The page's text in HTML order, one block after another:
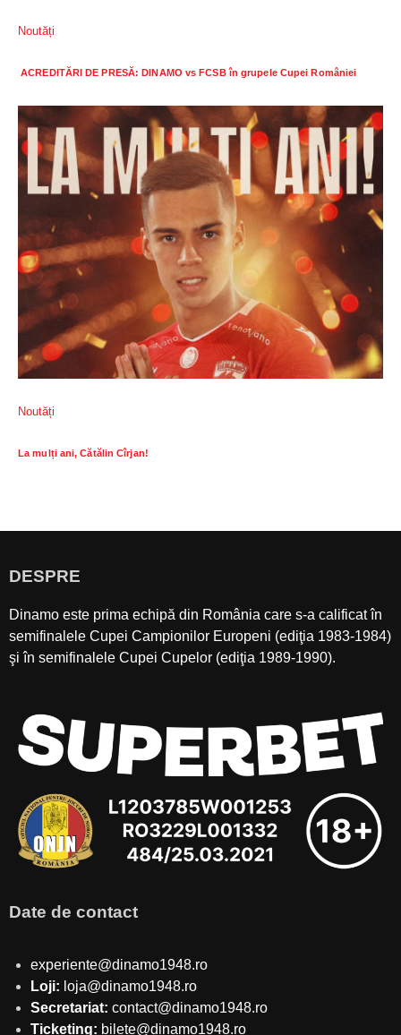
Noutăți
ACREDITĂRI DE PRESĂ: DINAMO vs FCSB în grupele Cupei României
Noutăți
La mulți ani, Cătălin Cîrjan!
DESPRE
Dinamo este prima echipă din România care s-a calificat în
semifinalele Cupei Campionilor Europeni (ediţia 1983-1984)
şi în semifinalele Cupei Cupelor (ediţia 1989-1990).
Date de contact
experiente@dinamo1948.ro
Loji: loja@dinamo1948.ro
Secretariat: contact@dinamo1948.ro
Ticketing: bilete@dinamo1948.ro